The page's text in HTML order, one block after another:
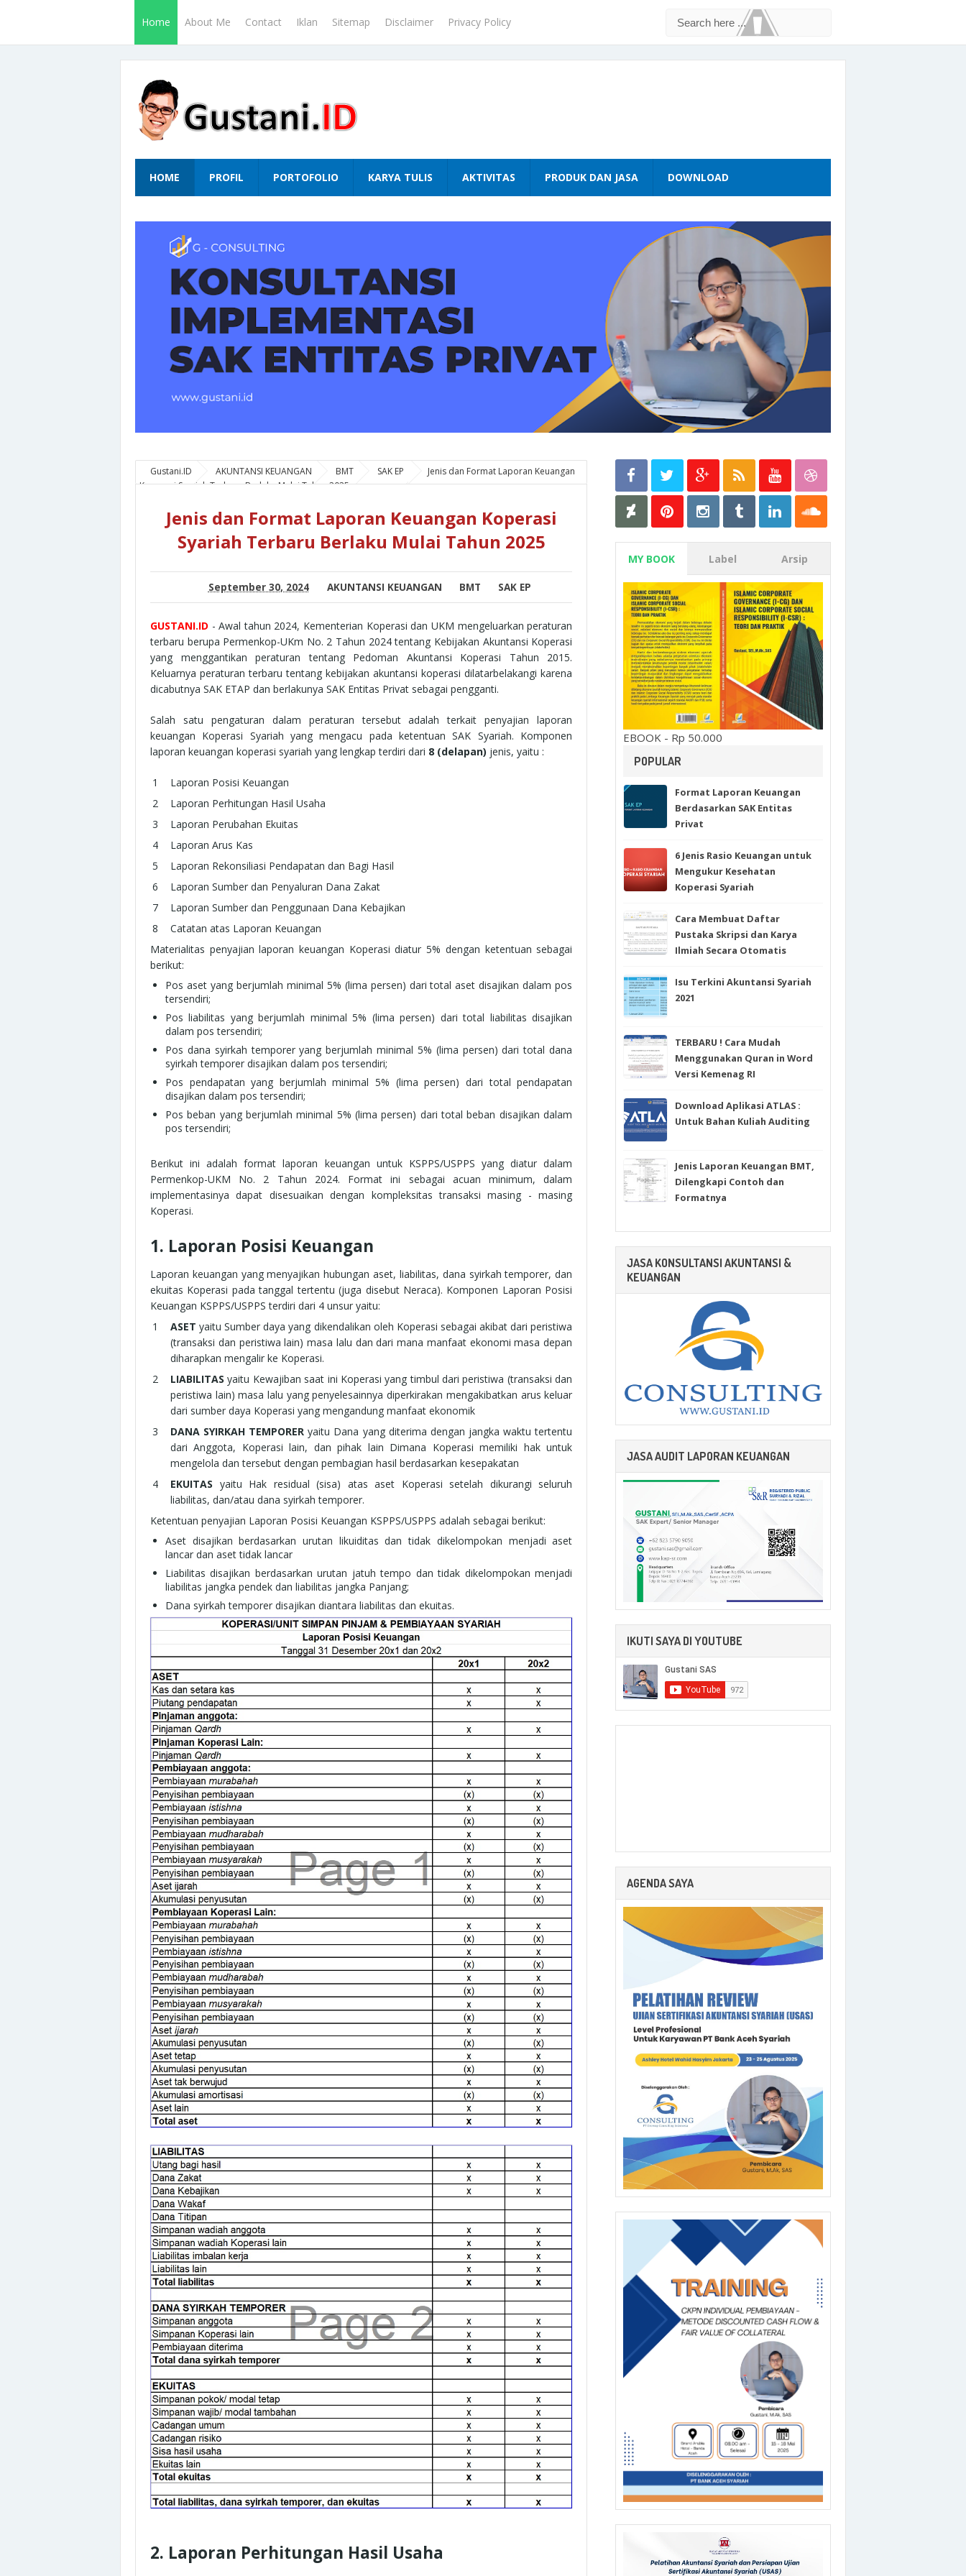
Home About Me Contact Iklan Sitemap Disclaimer Privacy Policy
HOME PROFIL PORTOFOLIO KARYA TULIS AKTIVITAS PRODUK DAN JASA DOWNLOAD
Gustani.ID AKUNTANSI KEUANGAN BMT SAK EP
Jenis dan Format Laporan Keuangan
Koperasi Syariah Terbaru Berlaku Mulai Tahun 2025
Jenis dan Format Laporan Keuangan Koperasi
Syariah Terbaru Berlaku Mulai Tahun 2025
September 30, 2024 AKUNTANSI KEUANGAN BMT SAK EP
GUSTANI.ID - Awal tahun 2024, Kementerian Koperasi dan UKM mengeluarkan peraturan
terbaru berupa Permenkop-UKm No. 2 Tahun 2024 tentang Kebijakan Akuntansi Koperasi
yang menggantikan peraturan tentang Pedoman Akuntansi Koperasi Tahun 2015.
Keluarnya peraturan terbaru tentang kebijakan akuntansi koperasi dilatarbelakangi karena
dicabutnya SAK ETAP dan berlakunya SAK Entitas Privat sebagai pengganti.
Salah satu pengaturan dalam peraturan tersebut adalah terkait penyajian laporan
keuangan Koperasi Syariah yang mengacu pada ketentuan SAK Syariah. Komponen
laporan keuangan koperasi syariah yang lengkap terdiri dari 8 (delapan) jenis, yaitu :
Laporan Posisi Keuangan
Laporan Perhitungan Hasil Usaha
Laporan Perubahan Ekuitas
Laporan Arus Kas
Laporan Rekonsiliasi Pendapatan dan Bagi Hasil
Laporan Sumber dan Penyaluran Dana Zakat
Laporan Sumber dan Penggunaan Dana Kebajikan
Catatan atas Laporan Keuangan
Materialitas penyajian laporan keuangan Koperasi diatur 5% dengan ketentuan sebagai
berikut:
Pos aset yang berjumlah minimal 5% (lima persen) dari total aset disajikan dalam pos
tersendiri;
Pos liabilitas yang berjumlah minimal 5% (lima persen) dari total liabilitas disajikan
dalam pos tersendiri;
Pos dana syirkah temporer yang berjumlah minimal 5% (lima persen) dari total dana
syirkah temporer disajikan dalam pos tersendiri;
Pos pendapatan yang berjumlah minimal 5% (lima persen) dari total pendapatan
disajikan dalam pos tersendiri;
Pos beban yang berjumlah minimal 5% (lima persen) dari total beban disajikan dalam
pos tersendiri;
Berikut ini adalah format laporan keuangan untuk KSPPS/USPPS yang diatur dalam
Permenkop-UKM No. 2 Tahun 2024. Format ini sebagai acuan minimum, dalam
implementasinya dapat disesuaikan dengan kompleksitas transaksi masing - masing
Koperasi.
1. Laporan Posisi Keuangan
Laporan keuangan yang menyajikan hubungan aset, liabilitas, dana syirkah temporer, dan
ekuitas Koperasi pada tanggal tertentu (juga disebut Neraca). Komponen Laporan Posisi
Keuangan KSPPS/USPPS terdiri dari 4 unsur yaitu:
ASETyaitu Sumber daya yang dikendalikan oleh Koperasi sebagai akibat dari peristiwa
(transaksi dan peristiwa lain) masa lalu dan dari mana manfaat ekonomi masa depan
diharapkan mengalir ke Koperasi.
LIABILITASyaitu Kewajiban saat ini Koperasi yang timbul dari peristiwa (transaksi dan
peristiwa lain) masa lalu yang penyelesainnya diperkirakan mengakibatkan arus keluar
dari sumber daya Koperasi yang mengandung manfaat ekonomik
DANA SYIRKAH TEMPORER yaitu Dana yang diterima dengan jangka waktu tertentu
dari Anggota, Koperasi lain, dan pihak lain Dimana Koperasi memiliki hak untuk
mengelola dan tersebut dengan pembagian hasil berdasarkan kesepakatan
EKUITAS yaitu Hak residual (sisa) atas aset Koperasi setelah dikurangi seluruh
liabilitas, dan/atau dana syirkah temporer.
Ketentuan penyajian Laporan Posisi Keuangan KSPPS/USPPS adalah sebagai berikut:
Aset disajikan berdasarkan urutan likuiditas dan tidak dikelompokan menjadi aset
lancar dan aset tidak lancar
Liabilitas disajikan berdasarkan urutan jatuh tempo dan tidak dikelompokan menjadi
liabilitas jangka pendek dan liabilitas jangka Panjang;
Dana syirkah temporer disajikan diantara liabilitas dan ekuitas.
2. Laporan Perhitungan Hasil Usaha
MY BOOK Label Arsip
EBOOK - Rp 50.000
POPULAR
Format Laporan Keuangan
Berdasarkan SAK Entitas
Privat
6 Jenis Rasio Keuangan untuk
Mengukur Kesehatan
Koperasi Syariah
Cara Membuat Daftar
Pustaka Skripsi dan Karya
Ilmiah Secara Otomatis
Isu Terkini Akuntansi Syariah
2021
TERBARU ! Cara Mudah
Menggunakan Quran in Word
Versi Kemenag RI
Download Aplikasi ATLAS :
Untuk Bahan Kuliah Auditing
Jenis Laporan Keuangan BMT,
Dilengkapi Contoh dan
Formatnya
JASA KONSULTANSI AKUNTANSI &
KEUANGAN
JASA AUDIT LAPORAN KEUANGAN
IKUTI SAYA DI YOUTUBE
AGENDA SAYA